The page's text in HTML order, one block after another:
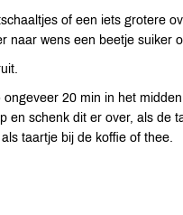
of een iets grotere
naar wens een beetje suiker
ongeveer 20 min in het
en schenk dit er over, als de
taartje bij de koffie of thee.